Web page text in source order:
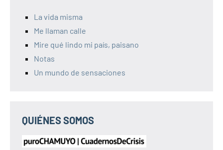
La vida misma
Me llaman calle
Mire qué lindo mi país, paisano
Notas
Un mundo de sensaciones
QUIÉNES SOMOS